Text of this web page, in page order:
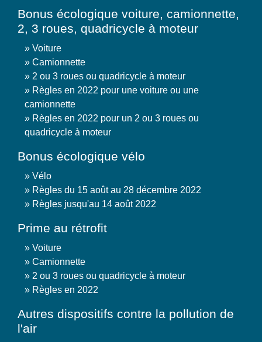
Bonus écologique voiture, camionnette,
2, 3 roues, quadricycle à moteur
Voiture
Camionnette
2 ou 3 roues ou quadricycle à moteur
Règles en 2022 pour une voiture ou une
camionnette
Règles en 2022 pour un 2 ou 3 roues ou
quadricycle à moteur
Bonus écologique vélo
Vélo
Règles du 15 août au 28 décembre 2022
Règles jusqu'au 14 août 2022
Prime au rétrofit
Voiture
Camionnette
2 ou 3 roues ou quadricycle à moteur
Règles en 2022
Autres dispositifs contre la pollution de
l'air